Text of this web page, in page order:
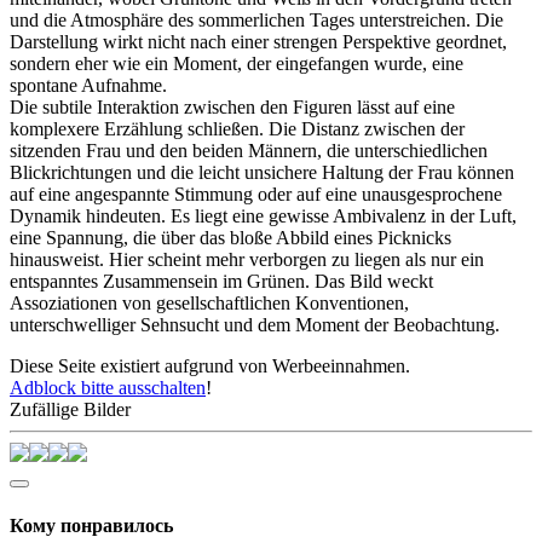
und die Atmosphäre des sommerlichen Tages unterstreichen. Die
Darstellung wirkt nicht nach einer strengen Perspektive geordnet,
sondern eher wie ein Moment, der eingefangen wurde, eine
spontane Aufnahme.
Die subtile Interaktion zwischen den Figuren lässt auf eine
komplexere Erzählung schließen. Die Distanz zwischen der
sitzenden Frau und den beiden Männern, die unterschiedlichen
Blickrichtungen und die leicht unsichere Haltung der Frau können
auf eine angespannte Stimmung oder auf eine unausgesprochene
Dynamik hindeuten. Es liegt eine gewisse Ambivalenz in der Luft,
eine Spannung, die über das bloße Abbild eines Picknicks
hinausweist. Hier scheint mehr verborgen zu liegen als nur ein
entspanntes Zusammensein im Grünen. Das Bild weckt
Assoziationen von gesellschaftlichen Konventionen,
unterschwelliger Sehnsucht und dem Moment der Beobachtung.
Diese Seite existiert aufgrund von Werbeeinnahmen.
Adblock bitte ausschalten!
Zufällige Bilder
Кому понравилось